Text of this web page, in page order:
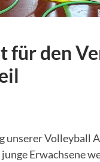
für den
unserer Volleyball
Erwachsene